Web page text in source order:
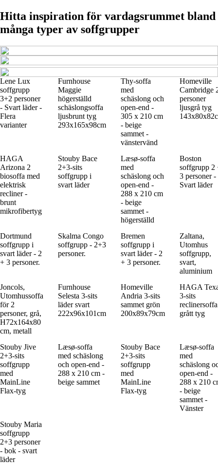
Hitta inspiration för vardagsrummet bland
många typer av soffgrupper
Lene Lux
soffgrupp
3+2 personer
- Svart läder -
Flera
varianter
Furnhouse
Maggie
högerställd
schäslongsoffa
ljusbrunt tyg
293x165x98cm
Thy-soffa
med
schäslong och
open-end -
305 x 210 cm
- beige
sammet -
vänstervänd
Homeville
Cambridge
personer
ljusgrå tyg
HAGA
Arizona 2
biosoffa med
elektrisk
recliner -
brunt
mikrofibertyg
Stouby Bace
2+3-sits
soffgrupp i
svart läder
Læsø-soffa
med
schäslong och
open-end -
288 x 210 cm
- beige
sammet -
högerställd
Boston
soffgrupp 2
3 personer -
Svart läder
Dortmund
soffgrupp i
svart läder - 2
+ 3 personer.
Skalma Congo
soffgrupp - 2+3
personer.
Bremen
soffgrupp i
svart läder - 2
+ 3 personer.
Zaltana,
Utomhus
soffgrupp,
svart,
aluminium
Joncols,
Utomhussoffa
för 2
personer, grå,
H72x164x80
cm, metall
Furnhouse
Selesta 3-sits
läder svart
222x96x101cm
Homeville
Andria 3-sits
sammet grön
200x89x79cm
HAGA
3-sits
grått tyg
Stouby Jive
2+3-sits
soffgrupp
med
MainLine
Flax-tyg
Læsø-soffa
med schäslong
och open-end -
288 x 210 cm -
beige sammet
Stouby Bace
2+3-sits
soffgrupp
med
MainLine
Flax-tyg
Læsø-soffa
med
schäslong
open-end -
288 x 210
- beige
sammet -
Vänster
Stouby Maria
soffgrupp
2+3 personer
- bok - svart
läder